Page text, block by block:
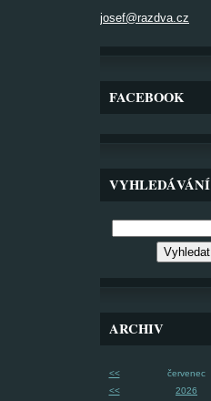
josef@razdva.cz
FACEBOOK
VYHLEDÁVÁNÍ
ARCHIV
<< červenec
<<
2026